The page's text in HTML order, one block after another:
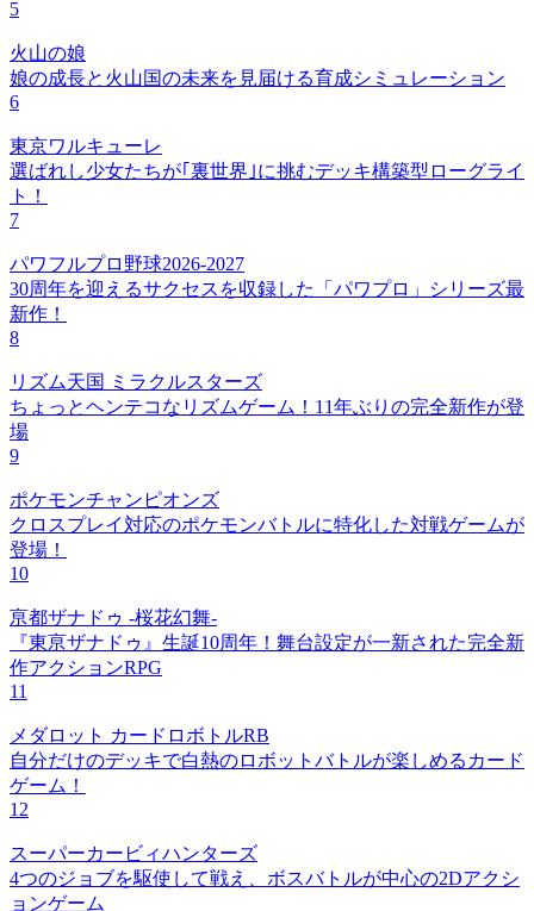
5
火山の娘
娘の成長と火山国の未来を見届ける育成シミュレーション
6
東京ワルキューレ
選ばれし少女たちが｢裏世界｣に挑むデッキ構築型ローグライ
ト！
7
パワフルプロ野球2026-2027
30周年を迎えるサクセスを収録した「パワプロ」シリーズ最
新作！
8
リズム天国 ミラクルスターズ
ちょっとヘンテコなリズムゲーム！11年ぶりの完全新作が登
場
9
ポケモンチャンピオンズ
クロスプレイ対応のポケモンバトルに特化した対戦ゲームが
登場！
10
亰都ザナドゥ -桜花幻舞-
『東亰ザナドゥ』生誕10周年！舞台設定が一新された完全新
作アクションRPG
11
メダロット カードロボトルRB
自分だけのデッキで白熱のロボットバトルが楽しめるカード
ゲーム！
12
スーパーカービィハンターズ
4つのジョブを駆使して戦え、ボスバトルが中心の2Dアクシ
ョンゲーム